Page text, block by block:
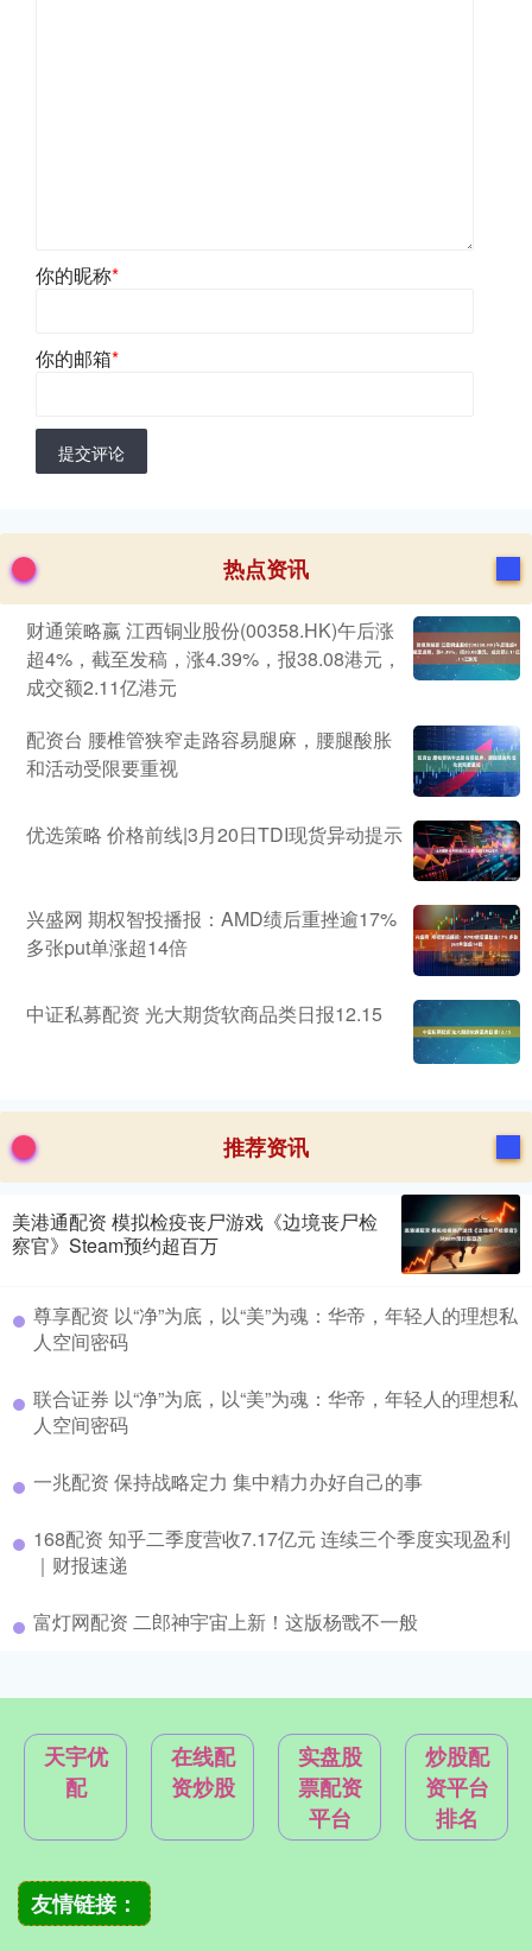
你的昵称*
你的邮箱*
提交评论
热点资讯
财通策略嬴 江西铜业股份(00358.HK)午后涨
超4%，截至发稿，涨4.39%，报38.08港元，
成交额2.11亿港元
配资台 腰椎管狭窄走路容易腿麻，腰腿酸胀
和活动受限要重视
优选策略 价格前线|3月20日TDI现货异动提示
兴盛网 期权智投播报：AMD绩后重挫逾17%
多张put单涨超14倍
中证私募配资 光大期货软商品类日报12.15
推荐资讯
美港通配资 模拟检疫丧尸游戏《边境丧尸检
察官》Steam预约超百万
尊享配资 以“净”为底，以“美”为魂：华帝，年轻人的理想私
人空间密码
联合证券 以“净”为底，以“美”为魂：华帝，年轻人的理想私
人空间密码
一兆配资 保持战略定力 集中精力办好自己的事
168配资 知乎二季度营收7.17亿元 连续三个季度实现盈利
｜财报速递
富灯网配资 二郎神宇宙上新！这版杨戬不一般
天宇优
配
在线配
资炒股
实盘股
票配资
平台
炒股配
资平台
排名
友情链接：